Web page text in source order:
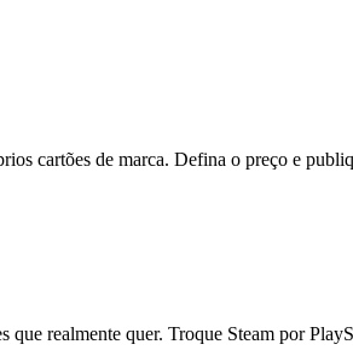
cartões de marca. Defina o preço e
que realmente quer. Troque Steam por